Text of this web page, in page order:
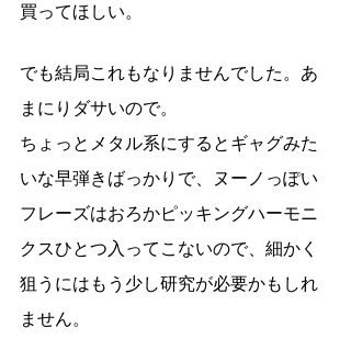
買ってほしい。
でも結局これもなりませんでした。あ
まにりダサいので。
ちょっとメタル系にするとギャグみた
いな早弾きばっかりで、ヌーノっぽい
フレーズはおろかピッキングハーモニ
クスひとつ入ってこないので、細かく
狙うにはもう少し研究が必要かもしれ
ません。